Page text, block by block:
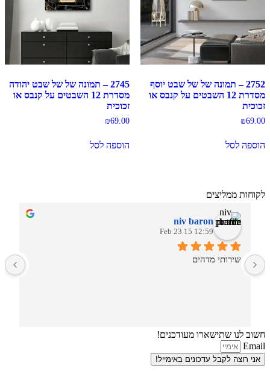
2752 – תמונה של של שבט יוסף
מסדרת 12 השבטים על קנבס או
זכוכית
₪69.00
הוספה לסל
2745 – תמונה של של שבט יהודה
מסדרת 12 השבטים על קנבס או
זכוכית
₪69.00
הוספה לסל
לקוחות ממליצים
niv baron
12:59 15 Feb 23
שירותי מדהים
חשוב לנו שתישארו מעודכנים!
Email
אני רוצה לקבל עדכונים באימייל!